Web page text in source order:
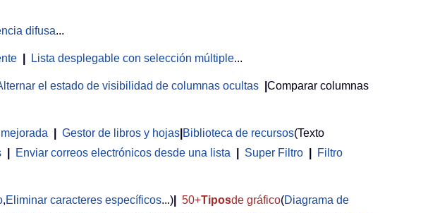
difusa...
Lista desplegable con selección múltiple...
el estado de visibilidad de columnas ocultas
Comparar columnas
Gestor de libros y hojas Biblioteca de recursos(Texto
Enviar correos electrónicos desde una lista Super Filtro
Filtro
,Eliminar caracteres específicos...) 50+Tiposde gráfico(Diagrama de